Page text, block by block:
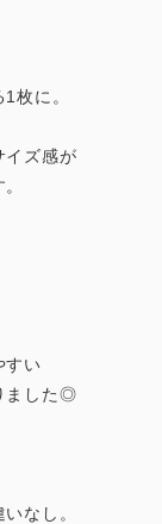
枚に。
イズ感が
すい
ました◎
なし。